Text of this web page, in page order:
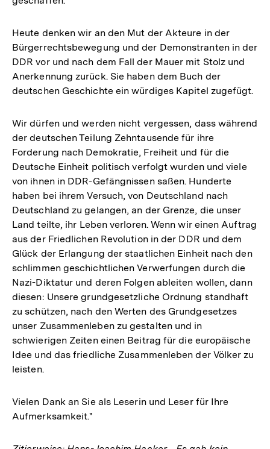
Heute denken wir an den Mut der Akteure in der
Bürgerrechtsbewegung und der Demonstranten in der
DDR vor und nach dem Fall der Mauer mit Stolz und
Anerkennung zurück. Sie haben dem Buch der
deutschen Geschichte ein würdiges Kapitel zugefügt.
Wir dürfen und werden nicht vergessen, dass während
der deutschen Teilung Zehntausende für ihre
Forderung nach Demokratie, Freiheit und für die
Deutsche Einheit politisch verfolgt wurden und viele
von ihnen in DDR-Gefängnissen saßen. Hunderte
haben bei ihrem Versuch, von Deutschland nach
Deutschland zu gelangen, an der Grenze, die unser
Land teilte, ihr Leben verloren. Wenn wir einen Auftrag
aus der Friedlichen Revolution in der DDR und dem
Glück der Erlangung der staatlichen Einheit nach den
schlimmen geschichtlichen Verwerfungen durch die
Nazi-Diktatur und deren Folgen ableiten wollen, dann
diesen: Unsere grundgesetzliche Ordnung standhaft
zu schützen, nach den Werten des Grundgesetzes
unser Zusammenleben zu gestalten und in
schwierigen Zeiten einen Beitrag für die europäische
Idee und das friedliche Zusammenleben der Völker zu
leisten.
Vielen Dank an Sie als Leserin und Leser für Ihre
Aufmerksamkeit."